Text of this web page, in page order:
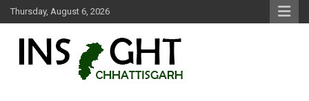
Skip
to
Thursday, August 6, 2026